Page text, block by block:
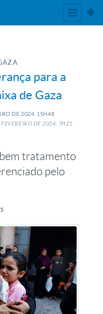
para a
de Gaza
DE 2024, 15H48
FEVEREIRO DE2024, 7H21
tratamento
pelo